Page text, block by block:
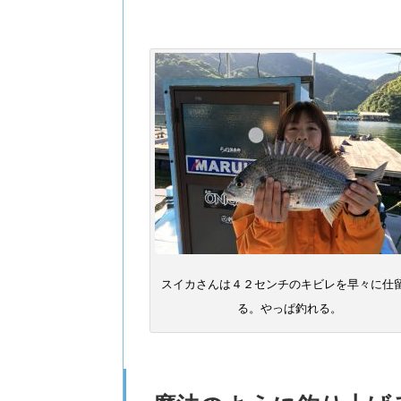
スイカさんは４２センチのキビレを早々に仕
る。やっぱ釣れる。